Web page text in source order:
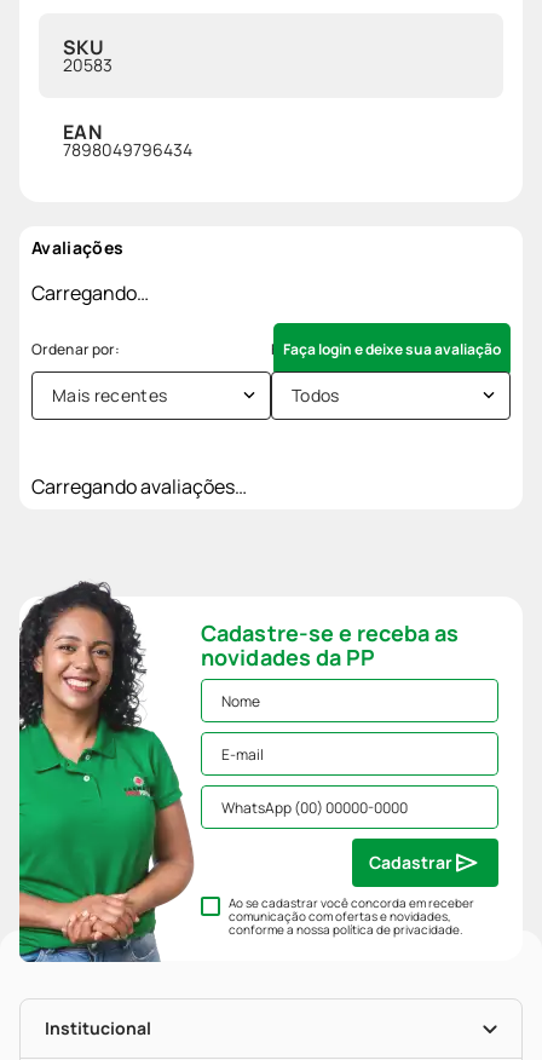
SKU
20583
EAN
7898049796434
Avaliações
Carregando…
Faça login e deixe sua avaliação
Mais recentes Todos
Carregando avaliações…
Cadastre-se e receba as
novidades da PP
Ao se cadastrar você concorda em receber
comunicação com ofertas e novidades,
conforme a nossapolítica de privacidade.
Cadastrar
Institucional